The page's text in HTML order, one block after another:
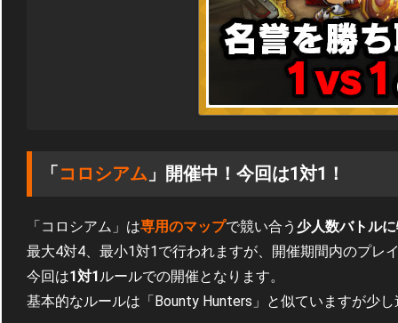
「 コロシアム」開催中！今回は1対1！
「コロシアム」は専用のマップで競い合う 少人数バトル
最大4対4、最小1対1で行われますが、開催期間内のプレ
今回は1対1 ルールでの開催となります。
基本的なルールは「Bounty Hunters」と似ていますが少